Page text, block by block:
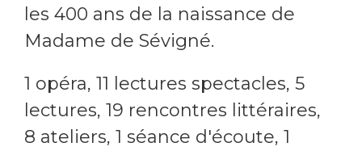
les 400 ans de la naissance de
Madame de Sévigné.
1 opéra, 11 lectures spectacles, 5
lectures, 19 rencontres littéraires,
8 ateliers, 1 séance d'écoute, 1